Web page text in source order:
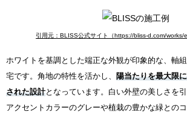
引用元：BLISS公式サイト（https://bliss-d.com/works/
ホワイトを基調とした端正な外観が印象的な、軸
宅です。角地の特性を活かし、 陽当たりを最大限
された設計となっています。白い外壁の美しさを引
アクセントカラーのグレーや植栽の豊かな緑との